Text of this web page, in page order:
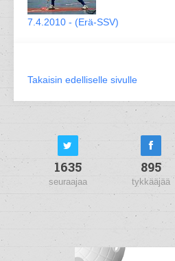
7.4.2010 - (Erä-SSV)
Takaisin edelliselle sivulle
1635
seuraajaa
895
tykkääjää